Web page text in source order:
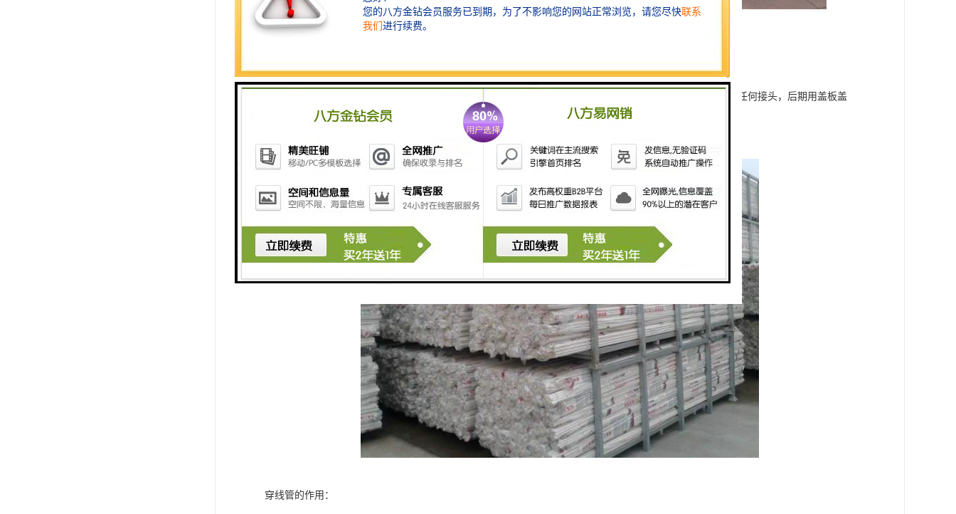
1、无死角：穿线管不能出现90°及以下角度，所以很多人推崇的“横平竖直”，就很容易造成换线困难。
2、拉线盒：线管长度超过15米，需要另外安装拉线盒。拉线盒就是普通的接线盒，盒内电线直接穿过，没有任何接头，后期用盖板盖
住。在需要换线时，可以打开拉线盒，剪断电线更换。
3、电线接头：所有电线都必须在接线盒内制作，如果穿线管内有接头，势必会导致拉线困难。
穿线管的作用：